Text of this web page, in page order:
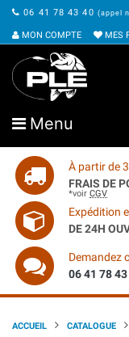
06 41 78 43 40 (appel
MON COMPTE MES
Menu
À partir de
FRAIS DE
*voir CGV
Expédition
DE 24H
Demandez
06 41 78
ACCUEIL CATALOGUE